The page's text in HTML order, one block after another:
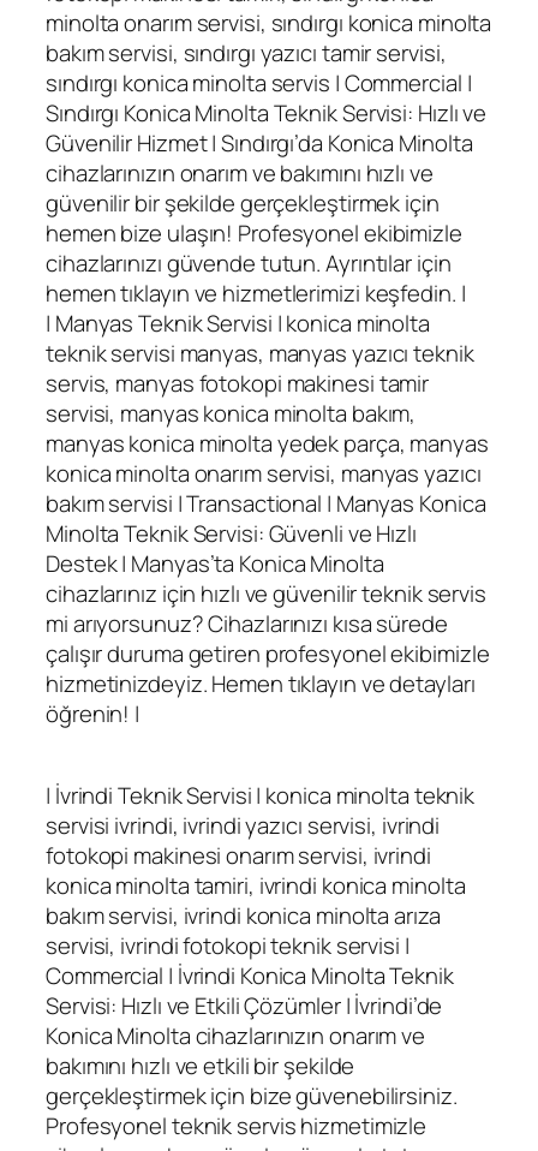
minolta onarım servisi, sındırgı konica minolta
bakım servisi, sındırgı yazıcı tamir servisi,
sındırgı konica minolta servis | Commercial |
Sındırgı Konica Minolta Teknik Servisi: Hızlı ve
Güvenilir Hizmet | Sındırgı’da Konica Minolta
cihazlarınızın onarım ve bakımını hızlı ve
güvenilir bir şekilde gerçekleştirmek için
hemen bize ulaşın! Profesyonel ekibimizle
cihazlarınızı güvende tutun. Ayrıntılar için
hemen tıklayın ve hizmetlerimizi keşfedin. |
| Manyas Teknik Servisi | konica minolta
teknik servisi manyas, manyas yazıcı teknik
servis, manyas fotokopi makinesi tamir
servisi, manyas konica minolta bakım,
manyas konica minolta yedek parça, manyas
konica minolta onarım servisi, manyas yazıcı
bakım servisi | Transactional | Manyas Konica
Minolta Teknik Servisi: Güvenli ve Hızlı
Destek | Manyas’ta Konica Minolta
cihazlarınız için hızlı ve güvenilir teknik servis
mi arıyorsunuz? Cihazlarınızı kısa sürede
çalışır duruma getiren profesyonel ekibimizle
hizmetinizdeyiz. Hemen tıklayın ve detayları
öğrenin! |
| İvrindi Teknik Servisi | konica minolta teknik
servisi ivrindi, ivrindi yazıcı servisi, ivrindi
fotokopi makinesi onarım servisi, ivrindi
konica minolta tamiri, ivrindi konica minolta
bakım servisi, ivrindi konica minolta arıza
servisi, ivrindi fotokopi teknik servisi |
Commercial | İvrindi Konica Minolta Teknik
Servisi: Hızlı ve Etkili Çözümler | İvrindi’de
Konica Minolta cihazlarınızın onarım ve
bakımını hızlı ve etkili bir şekilde
gerçekleştirmek için bize güvenebilirsiniz.
Profesyonel teknik servis hizmetimizle